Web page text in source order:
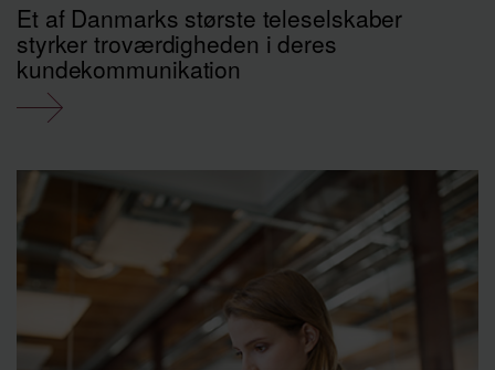
Et af Danmarks største teleselskaber
styrker troværdigheden i deres
kundekommunikation